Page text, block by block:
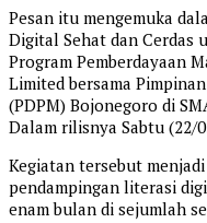
Pesan itu mengemuka
Digital Sehat dan Cerdas
Program Pemberdayaan
Limited bersama
(PDPM) Bojonegoro di
Dalam rilisnya Sabtu (22/
Kegiatan tersebut
pendampingan literasi
enam bulan di sejumlah